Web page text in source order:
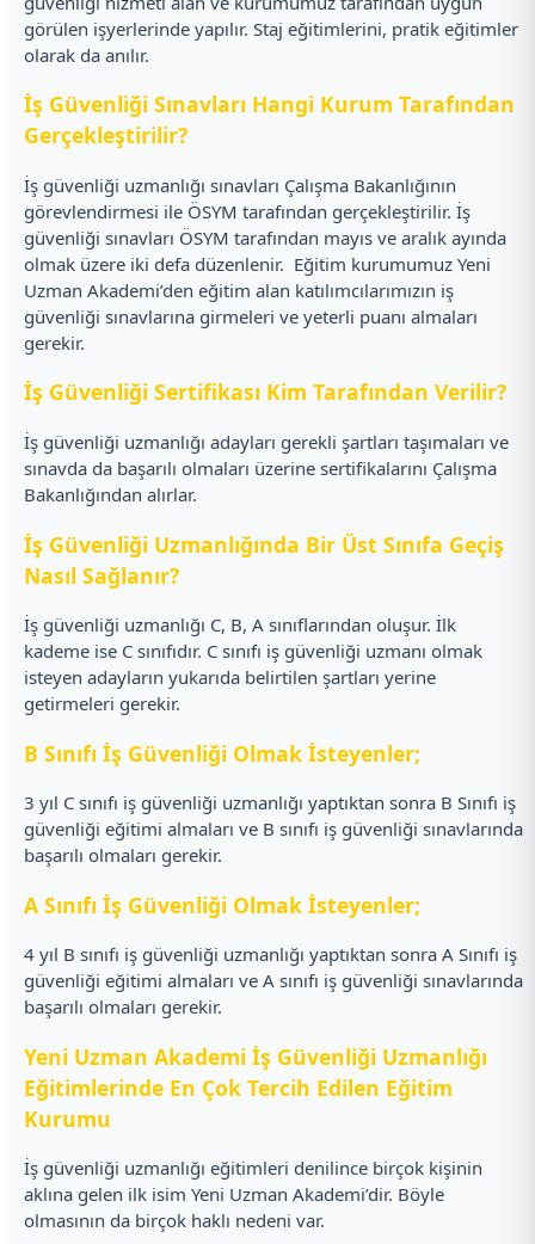
görülen işyerlerinde yapılır. Staj eğitimlerini, pratik eğitimler
olarak da anılır.
İş Güvenliği Sınavları Hangi Kurum Tarafından
Gerçekleştirilir?
İş güvenliği uzmanlığı sınavları Çalışma Bakanlığının
görevlendirmesi ile ÖSYM tarafından gerçekleştirilir. İş
güvenliği sınavları ÖSYM tarafından mayıs ve aralık ayında
olmak üzere iki defa düzenlenir. Eğitim kurumumuz Yeni
Uzman Akademi’den eğitim alan katılımcılarımızın iş
güvenliği sınavlarına girmeleri ve yeterli puanı almaları
gerekir.
İş Güvenliği Sertifikası Kim Tarafından Verilir?
İş güvenliği uzmanlığı adayları gerekli şartları taşımaları ve
sınavda da başarılı olmaları üzerine sertifikalarını Çalışma
Bakanlığından alırlar.
İş Güvenliği Uzmanlığında Bir Üst Sınıfa Geçiş
Nasıl Sağlanır?
İş güvenliği uzmanlığı C, B, A sınıflarından oluşur. İlk
kademe ise C sınıfıdır. C sınıfı iş güvenliği uzmanı olmak
isteyen adayların yukarıda belirtilen şartları yerine
getirmeleri gerekir.
B Sınıfı İş Güvenliği Olmak İsteyenler;
3 yıl C sınıfı iş güvenliği uzmanlığı yaptıktan sonra B Sınıfı iş
güvenliği eğitimi almaları ve B sınıfı iş güvenliği sınavlarında
başarılı olmaları gerekir.
A Sınıfı İş Güvenliği Olmak İsteyenler;
4 yıl B sınıfı iş güvenliği uzmanlığı yaptıktan sonra A Sınıfı iş
güvenliği eğitimi almaları ve A sınıfı iş güvenliği sınavlarında
başarılı olmaları gerekir.
Yeni Uzman Akademi İş Güvenliği Uzmanlığı
Eğitimlerinde En Çok Tercih Edilen Eğitim
Kurumu
İş güvenliği uzmanlığı eğitimleri denilince birçok kişinin
aklına gelen ilk isim Yeni Uzman Akademi’dir. Böyle
olmasının da birçok haklı nedeni var.